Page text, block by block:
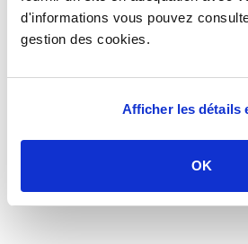
d'informations vous pouvez
gestion des cookies.
Afficher les détails
OK
Té réduit acier à sertir femelle Ø54-
16,11 €HT